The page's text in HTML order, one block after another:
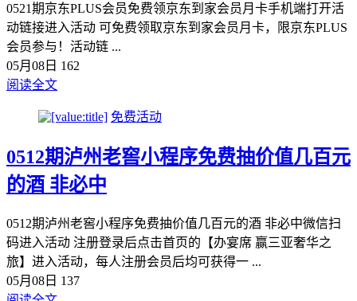
0521期京‪东PLUS会员免费领京‪东到‪家会‪员月‪卡手机端打开活
动链接进入活动 可免‪费领‪取京东到家会员月卡，限京东PLUS
会‪员参与！活动链 ...
05月08日 162
阅读全文
免费活动
0512期泸州老窖小程序免费抽价值几百元
的酒 非必中​
0512期泸州老窖小程序免费抽价值几百元的酒 非必中微信扫
码进入活动 注册登录后点击首页的【办宴席 赢三亚奢华之
旅】进入活动，每人注册会员后均可获得一 ...
05月08日 137